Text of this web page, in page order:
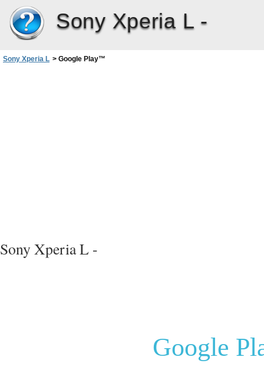
Sony Xperia L -
Sony Xperia L > Google Play™‎
Sony Xperia L -
Google